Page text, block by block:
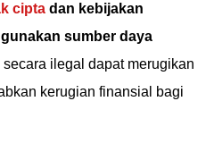
cipta dan kebijakan
sumber daya
ilegal dapat merugikan
kerugian finansial bagi